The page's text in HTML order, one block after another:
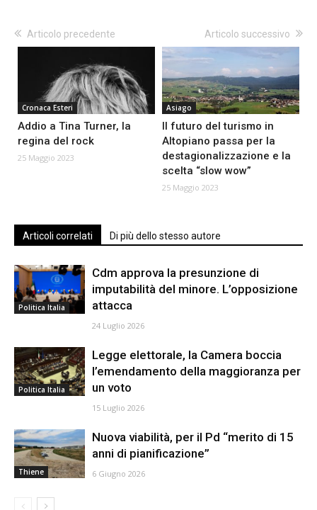
Articolo precedente
Cronaca Esteri
Addio a Tina Turner, la
regina del rock
25 Maggio 2023
Articolo successivo
Asiago
Il futuro del turismo in
Altopiano passa per la
destagionalizzazione e la
scelta “slow wow”
25 Maggio 2023
Articoli correlati Di più dello stesso autore
Politica Italia
Cdm approva la presunzione di
imputabilità del minore. L’opposizione
attacca
24 Luglio 2026
Politica Italia
Legge elettorale, la Camera boccia
l’emendamento della maggioranza per
un voto
15 Luglio 2026
Thiene
Nuova viabilità, per il Pd “merito di 15
anni di pianificazione”
6 Giugno 2026